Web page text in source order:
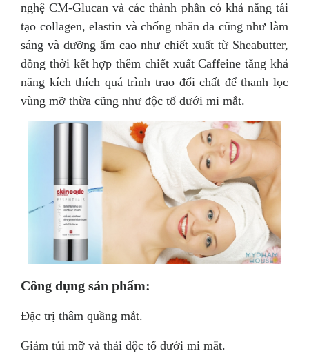
nghệ CM-Glucan và các thành phần có khả năng tái
tạo collagen, elastin và chống nhăn da cũng như làm
sáng và dưỡng ẩm cao như chiết xuất từ Sheabutter,
đồng thời kết hợp thêm chiết xuất Caffeine tăng khả
năng kích thích quá trình trao đổi chất để thanh lọc
vùng mỡ thừa cũng như độc tố dưới mi mắt.
Công dụng sản phẩm:
Đặc trị thâm quầng mắt.
Giảm túi mỡ và thải độc tố dưới mi mắt.